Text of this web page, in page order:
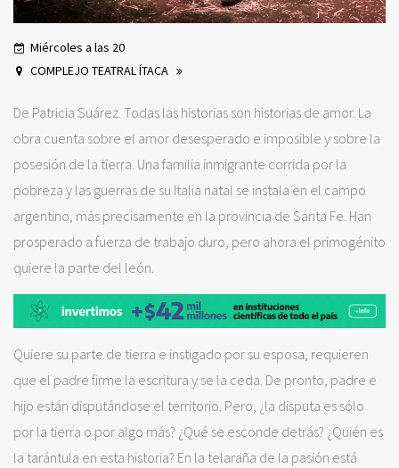
Miércoles a las 20
COMPLEJO TEATRAL ÍTACA
De Patricia Suárez. Todas las historias son historias de amor. La
obra cuenta sobre el amor desesperado e imposible y sobre la
posesión de la tierra. Una familia inmigrante corrida por la
pobreza y las guerras de su Italia natal se instala en el campo
argentino, más precisamente en la provincia de Santa Fe. Han
prosperado a fuerza de trabajo duro, pero ahora el primogénito
quiere la parte del león.
Quiere su parte de tierra e instigado por su esposa, requieren
que el padre firme la escritura y se la ceda. De pronto, padre e
hijo están disputándose el territorio. Pero, ¿la disputa es sólo
por la tierra o por algo más? ¿Qué se esconde detrás? ¿Quién es
la tarántula en esta historia? En la telaraña de la pasión está